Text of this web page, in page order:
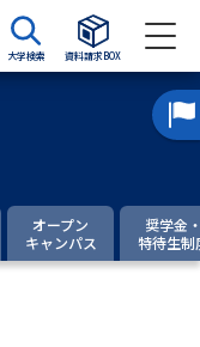
大学検索 資料請求BOX
オープン
キャンパス
奨学金
特待生制